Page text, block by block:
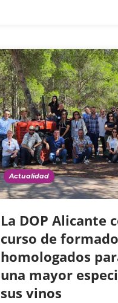
Actualidad
La DOP Alicante
curso de
homologados
una mayor
sus vinos